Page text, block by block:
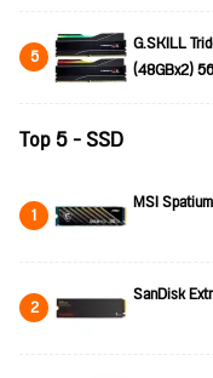
5
G.SKILL
(48GBx2)
Top 5 - SSD
1 MSI
2 SanDisk